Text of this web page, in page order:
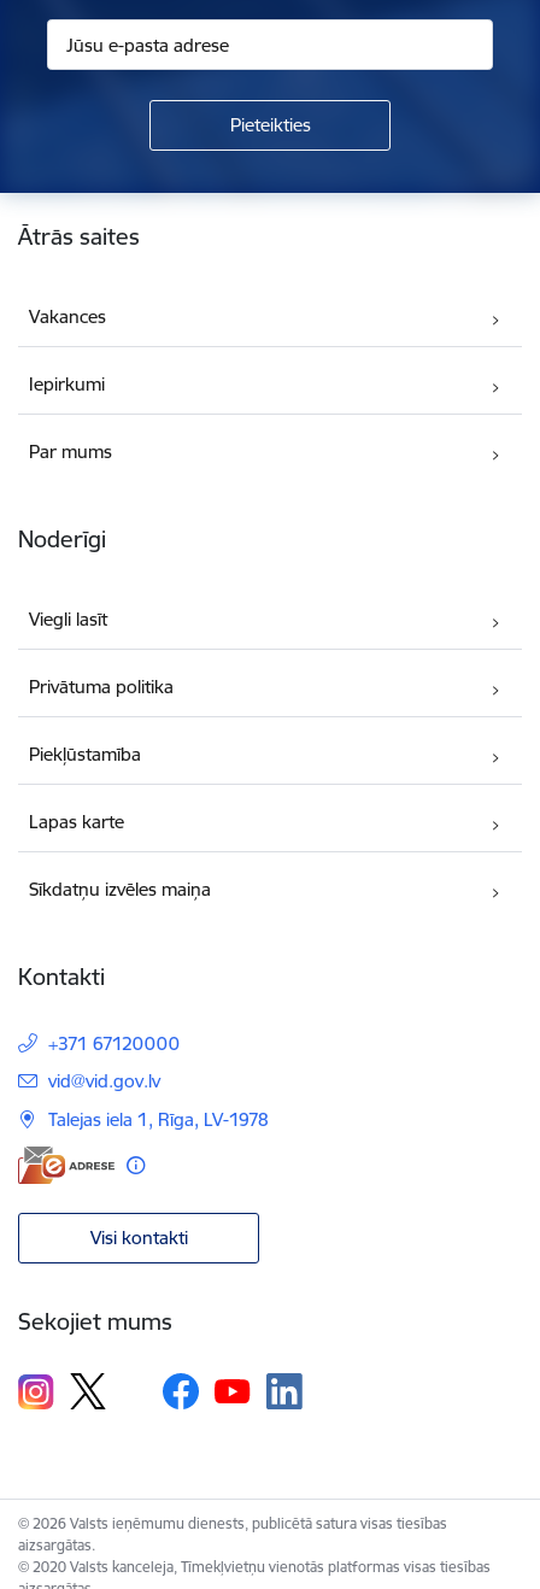
Kājene
Ātrās saites
Vakances
Iepirkumi
Par mums
Noderīgi
Viegli lasīt
Privātuma politika
Piekļūstamība
Lapas karte
Sīkdatņu izvēles maiņa
Kontakti
+371 67120000
E-pasts:
vid@vid.gov.lv
Talejas iela 1, Rīga, LV-1978
Visi kontakti
Sekojiet mums
© 2026 Valsts ieņēmumu dienests, publicētā satura visas tiesības
aizsargātas.
© 2020 Valsts kanceleja, Tīmekļvietņu vienotās platformas visas tiesības